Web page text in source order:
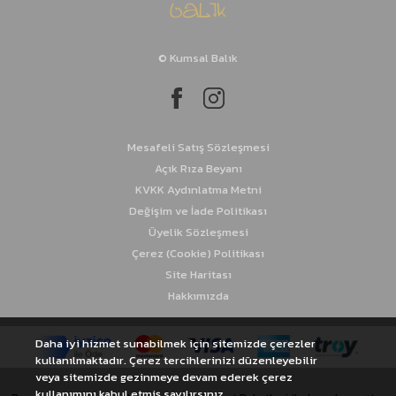
© Kumsal Balık
Mesafeli Satış Sözleşmesi
Açık Rıza Beyanı
KVKK Aydınlatma Metni
Değişim ve İade Politikası
Üyelik Sözleşmesi
Çerez (Cookie) Politikası
Site Haritası
Hakkımızda
Daha iyi hizmet sunabilmek için sitemizde çerezler
kullanılmaktadır. Çerez tercihlerinizi düzenleyebilir
veya sitemizde gezinmeye devam ederek çerez